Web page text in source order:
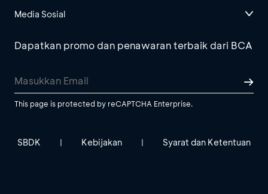
Media Sosial
Dapatkan promo dan penawaran terbaik dari BCA
This page is protected by reCAPTCHA Enterprise.
SBDK | Kebijakan | Syarat dan Ketentuan